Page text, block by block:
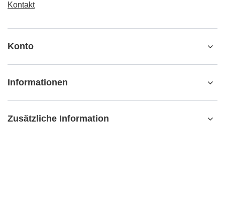
Kontakt
Konto
Informationen
Zusätzliche Information